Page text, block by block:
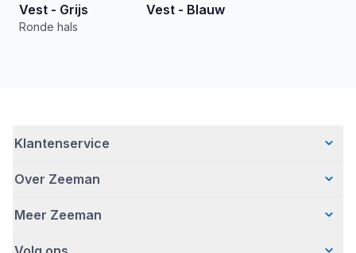
Vest - Grijs
Ronde hals
Vest - Blauw
Klantenservice
Veelgestelde vragen
Bezorgen
Over Zeeman
Wie wij zijn
Meer Zeeman